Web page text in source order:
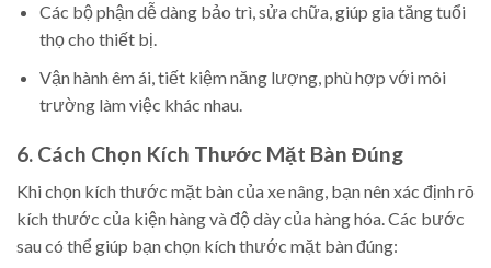
Các bộ phận dễ dàng bảo trì, sửa chữa, giúp gia tăng tuổi
thọ cho thiết bị.
Vận hành êm ái, tiết kiệm năng lượng, phù hợp với môi
trường làm việc khác nhau.
6. Cách Chọn Kích Thước Mặt Bàn Đúng
Khi chọn kích thước mặt bàn của xe nâng, bạn nên xác định rõ
kích thước của kiện hàng và độ dày của hàng hóa. Các bước
sau có thể giúp bạn chọn kích thước mặt bàn đúng: